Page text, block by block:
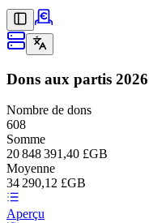
Dons aux partis 2026
Nombre de dons
608
Somme
20 848 391,40 £GB
Moyenne
34 290,12 £GB
Aperçu